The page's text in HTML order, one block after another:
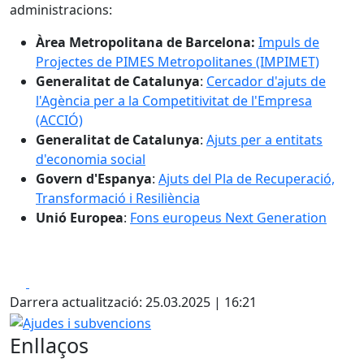
administracions:
Àrea Metropolitana de Barcelona: Impuls de
Projectes de PIMES Metropolitanes (IMPIMET)
Generalitat de Catalunya: Cercador d'ajuts de
l'Agència per a la Competitivitat de l'Empresa
(ACCIÓ)
Generalitat de Catalunya: Ajuts per a entitats
d'economia social
Govern d'Espanya: Ajuts del Pla de Recuperació,
Transformació i Resiliència
Unió Europea: Fons europeus Next Generation
Darrera actualització: 25.03.2025 | 16:21
Ajudes i subvencions
Enllaços